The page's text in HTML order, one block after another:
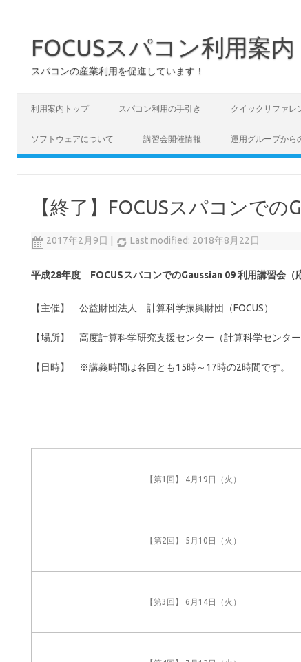
FOCUSスパコン利用案内
スパコンの産業利用を促進しています！
利用案内トップ スパコン利用の手引き クイックリファレ
ソフトウェアについて 講習会開催情報 運用グループから
【終了】FOCUSスパコンでの
2017年2月9日 Last modified: 2018年8月22日
平成28年度 FOCUSスパコンでのGaussian 09 利用講習会（
【主催】 公益財団法人 計算科学振興財団（FOCUS）
【場所】 高度計算科学研究支援センター（計算科学センタ
【日時】 ※講義時間は各回とも15時～17時の2時間です。
【第1回】 4月19日（火）
【第2回】 5月10日（火）
【第3回】 6月14日（火）